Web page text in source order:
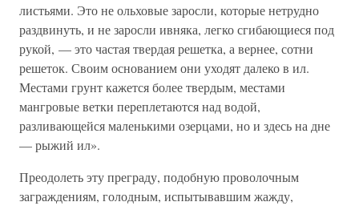
листьями. Это не ольховые заросли, которые нетрудно
раздвинуть, и не заросли ивняка, легко сгибающиеся под
рукой, — это частая твердая решетка, а вернее, сотни
решеток. Своим основанием они уходят далеко в ил.
Местами грунт кажется более твердым, местами
мангровые ветки переплетаются над водой,
разливающейся маленькими озерцами, но и здесь на дне
— рыжий ил».
Преодолеть эту преграду, подобную проволочным
заграждениям, голодным, испытывавшим жажду,